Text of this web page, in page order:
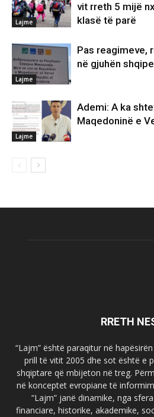
Lajme
vit rreth 5 mijë
klasë të parë
Lajme
Pas reagimeve,
në gjuhën
Lajme
Ademi: A ka
Maqedoninë e
RRETH
“Lajm” është paraqitur në
prill të vitit 2005 dhe sot është e
shqiptare që mbijeton në treg.
në konceptet evropiane të
“Lajm” janë dinamike, nga
financiare, historike, akademike,